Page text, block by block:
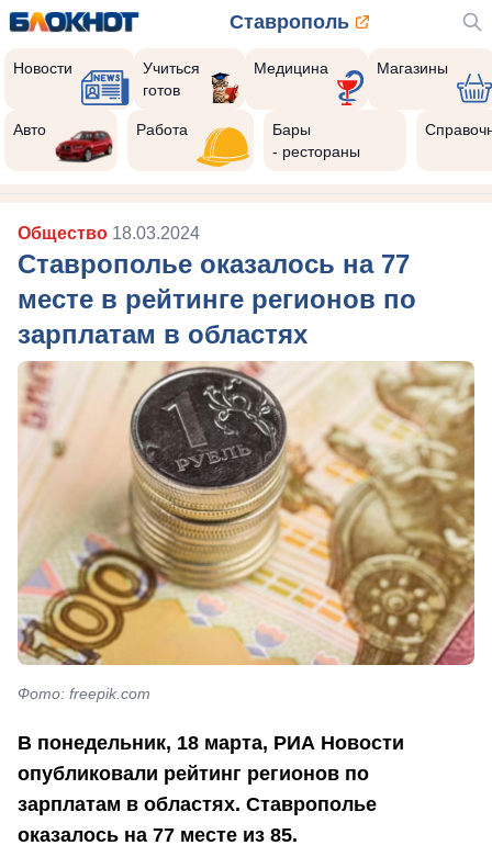
Ставрополь
Новости
Учиться
готов
Медицина Магазины
Авто Работа
Бары
- рестораны
Общество 18.03.2024
Ставрополье оказалось на 77
месте в рейтинге регионов по
зарплатам в областях
Фото: freepik.com
В понедельник, 18 марта, РИА Новости
опубликовали рейтинг регионов по
зарплатам в областях. Ставрополье
оказалось на 77 месте из 85.